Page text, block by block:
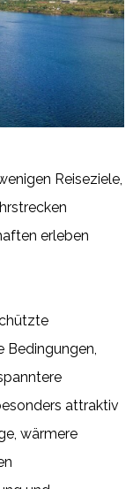
Reiseziele,
erleben
Bedingungen,
attraktiv
wärmere